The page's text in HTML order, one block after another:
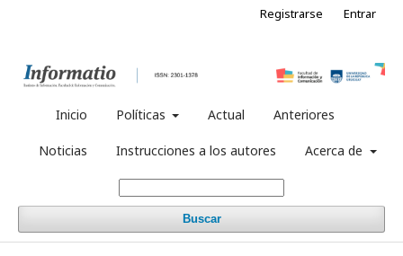
Inicio Políticas Actual Anteriores
Noticias Instrucciones a los autores Acerca de
Buscar
Registrarse Entrar